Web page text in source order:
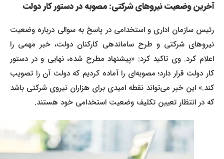
آخرین وضعیت نیروهای شرکتی: مصوبه در دستور کار دولت
رئیس سازمان اداری و استخدامی در پاسخ به سوالی درباره وضعیت
نیروهای شرکتی و طرح ساماندهی کارکنان دولت، خبر مهمی را
اعلام کرد. وی تاکید کرد: «پیشنهاد مطرح شده، نهایی و در دستور
کار دولت قرار دارد؛ مصوبه‌ای را آماده کردیم که دولت آن را تصویب
کند.» این خبر می‌تواند نقطه امیدی برای هزاران نیروی شرکتی باشد
که در انتظار تعیین تکلیف وضعیت استخدامی خود هستند.